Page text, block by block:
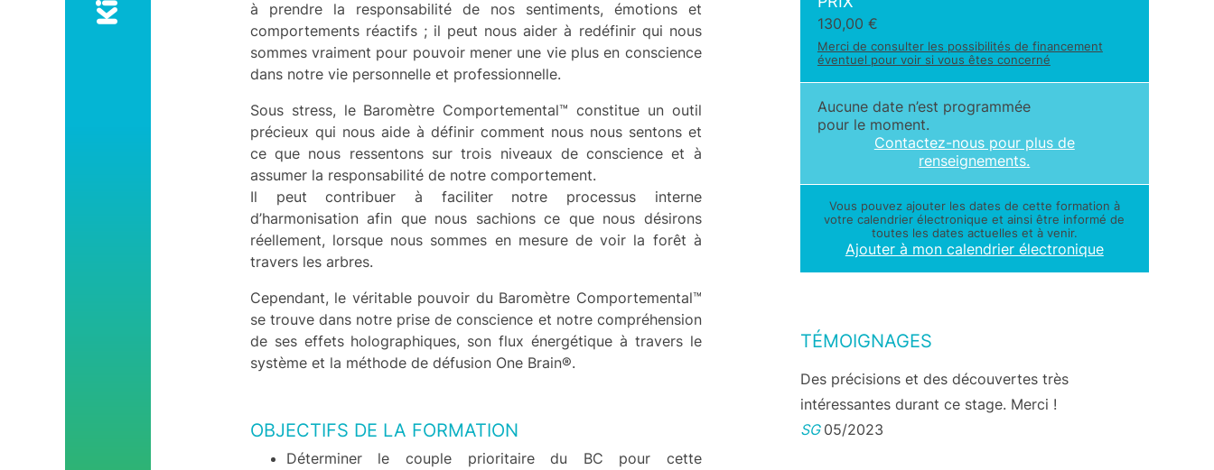
Accessibilité aux
Personnes en situation de
à prendre la responsabilité de nos sentiments, émotions et
comportements réactifs ; il peut nous aider à redéfinir qui nous
sommes vraiment pour pouvoir mener une vie plus en conscience
dans notre vie personnelle et professionnelle.
Sous stress, le Baromètre Comportemental™ constitue un outil
précieux qui nous aide à définir comment nous nous sentons et
ce que nous ressentons sur trois niveaux de conscience et à
assumer la responsabilité de notre comportement.
Il peut contribuer à faciliter notre processus interne
d’harmonisation afin que nous sachions ce que nous désirons
réellement, lorsque nous sommes en mesure de voir la forêt à
travers les arbres.
Cependant, le véritable pouvoir du Baromètre Comportemental™
se trouve dans notre prise de conscience et notre compréhension
de ses effets holographiques, son flux énergétique à travers le
système et la méthode de défusion One Brain®.
OBJECTIFS DE LA FORMATION
Déterminer le couple prioritaire du BC pour cette
130,00 €
Merci de consulter les possibilités de financement
éventuel pour voir si vous êtes concerné
Aucune date n’est programmée
pour le moment.
Contactez-nous pour plus de
renseignements.
Vous pouvez ajouter les dates de cette formation à
votre calendrier électronique et ainsi être informé de
toutes les dates actuelles et à venir.
Ajouter à mon calendrier électronique
TÉMOIGNAGES
Des précisions et des découvertes très
intéressantes durant ce stage. Merci !
SG 05/2023